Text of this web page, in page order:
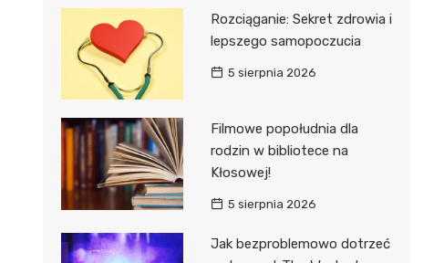
Rozciąganie: Sekret zdrowia i
lepszego samopoczucia
5 sierpnia 2026
Filmowe popołudnia dla
rodzin w bibliotece na
Kłosowej!
5 sierpnia 2026
Jak bezproblemowo dotrzeć